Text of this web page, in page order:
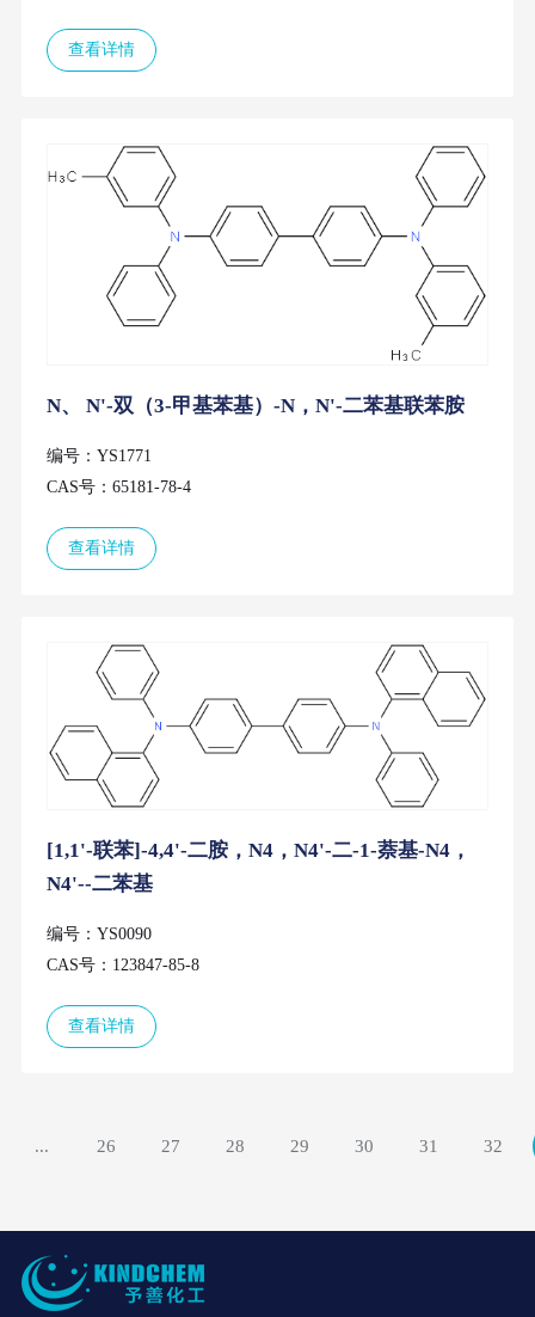
查看详情
N、 N'-双（3-甲基苯基）-N，N'-二苯基联苯胺
编号：YS1771
CAS号：65181-78-4
查看详情
[1,1'-联苯]-4,4'-二胺，N4，N4'-二-1-萘基-N4，
N4'--二苯基
编号：YS0090
CAS号：123847-85-8
查看详情
... 26 27 28 29 30 31 32